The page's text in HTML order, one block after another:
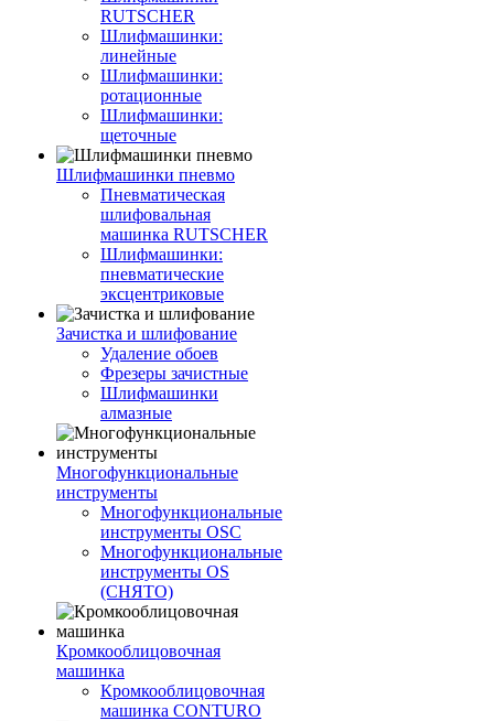
RUTSCHER
Шлифмашинки:
линейные
Шлифмашинки:
ротационные
Шлифмашинки:
щеточные
Шлифмашинки пневмо
Пневматическая
шлифовальная
машинка RUTSCHER
Шлифмашинки:
пневматические
эксцентриковые
Зачистка и шлифование
Удаление обоев
Фрезеры зачистные
Шлифмашинки
алмазные
Многофункциональные
инструменты
Многофункциональные
инструменты OSC
Многофункциональные
инструменты OS
(СНЯТО)
Кромкооблицовочная
машинка
Кромкооблицовочная
машинка CONTURO